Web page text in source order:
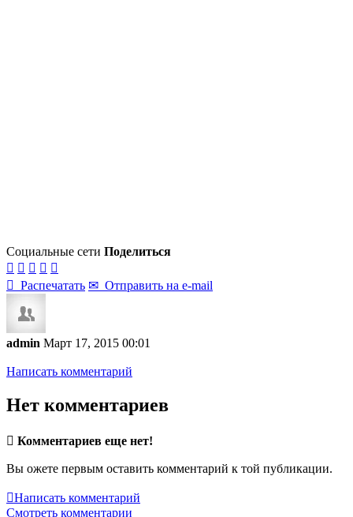
Социальные сети Поделиться
    
 Распечатать ✉ Отправить на e-mail
admin Март 17, 2015 00:01
Написать комментарий
Нет комментариев
 Комментариев еще нет!
Вы ожете первым оставить комментарий к той публикации.
Написать комментарий
Смотреть комментарии